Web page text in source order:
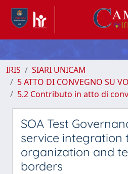
IRIS
SIARI UNICAM
5 ATTO DI CONVEGNO SU
5.2 Contributo in atto di
SOA Test
service integration
organization and
borders